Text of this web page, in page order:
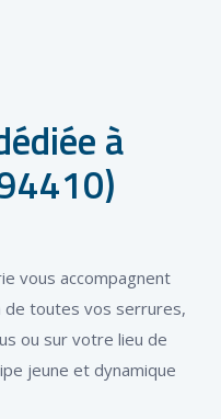
à
vous accompagnent
de toutes vos serrures,
ou sur votre lieu de
jeune et dynamique